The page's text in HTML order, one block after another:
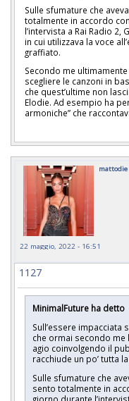
Sulle sfumature che
totalmente in accordo
l’intervista a Rai Radio
in cui utilizzava la voce
graffiato.
Secondo me
scegliere le canzoni in
che quest’ultime non
Elodie. Ad esempio ha
armoniche” che
mattodie
22 maggio, 2022 - 16:51
1127
MinimalFuture ha detto
Sull’essere impacciata
che ormai secondo
agio coinvolgendo il
racchiude un po’ tutta
Sulle sfumature che
sento totalmente in